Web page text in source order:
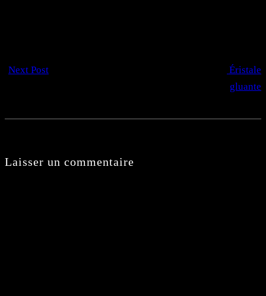
Next Post
Éristale
gluante
Laisser un commentaire